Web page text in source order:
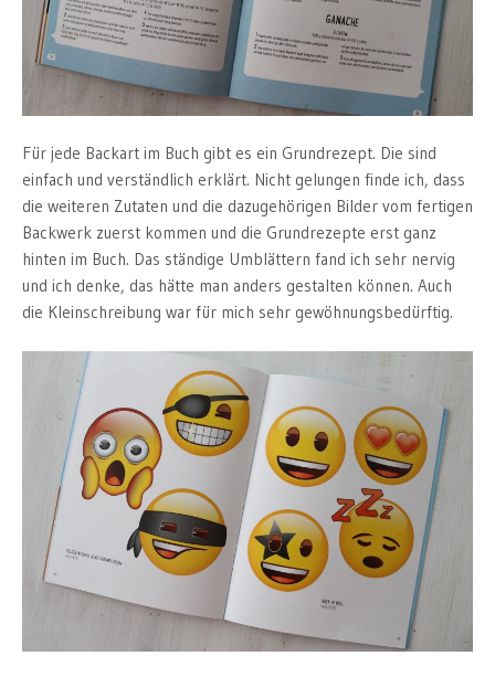
Für jede Backart im Buch gibt es ein Grundrezept. Die sind
einfach und verständlich erklärt. Nicht gelungen finde ich, dass
die weiteren Zutaten und die dazugehörigen Bilder vom fertigen
Backwerk zuerst kommen und die Grundrezepte erst ganz
hinten im Buch. Das ständige Umblättern fand ich sehr nervig
und ich denke, das hätte man anders gestalten können. Auch
die Kleinschreibung war für mich sehr gewöhnungsbedürftig.